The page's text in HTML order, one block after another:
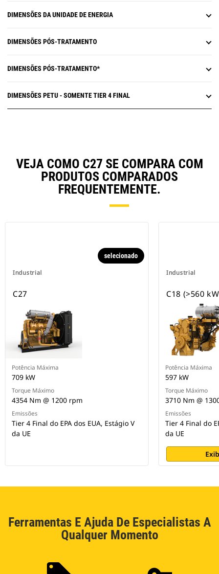
DIMENSÕES DA UNIDADE DE ENERGIA
DIMENSÕES PÓS-TRATAMENTO
DIMENSÕES PÓS-TRATAMENTO*
DIMENSÕES PETU - SOMENTE TIER 4 FINAL
VEJA COMO C27 SE COMPARA COM
PRODUTOS COMPARADOS
FREQUENTEMENTE.
Industrial
selecionado
C27
Potência Máxima
709 kW
Torque Máximo
4354 Nm @ 1200 rpm
Emissões
Tier 4 Final do EPA dos EUA, Estágio V
da UE
Industrial
C18 (>560
Potência Máxima
597 kW
Torque Máximo
3710 Nm @
Emissões
Tier 4 Final do
da UE
Ferramentas E Ajuda De Especialistas A
Qualquer Momento